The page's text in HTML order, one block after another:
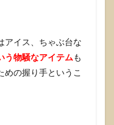
アイス、ちゃぶ台な
う物騒なアイテムも
の握り手というこ